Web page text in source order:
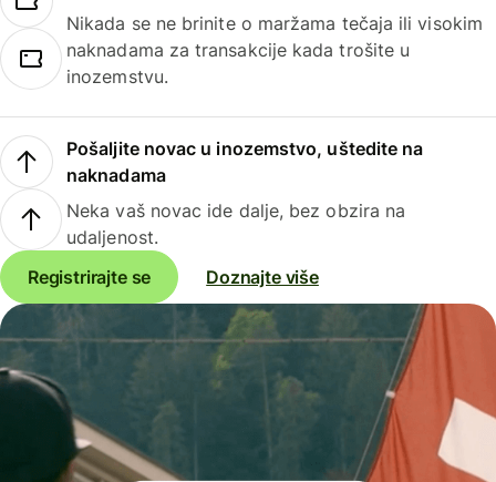
Nikada se ne brinite o maržama tečaja ili visokim
naknadama za transakcije kada trošite u
inozemstvu.
Pošaljite novac u inozemstvo, uštedite na
naknadama
Neka vaš novac ide dalje, bez obzira na
udaljenost.
Registrirajte se
Doznajte više